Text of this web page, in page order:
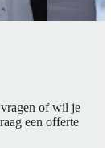
of wil je
een offerte